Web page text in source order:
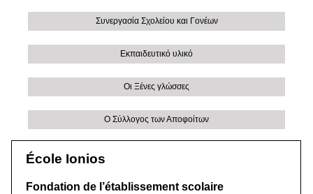
Συνεργασία Σχολείου και Γονέων
Εκπαιδευτικό υλικό
Οι Ξένες γλώσσες
Ο Σύλλογος των Αποφοίτων
École Ionios
Fondation de l’établissement scolaire